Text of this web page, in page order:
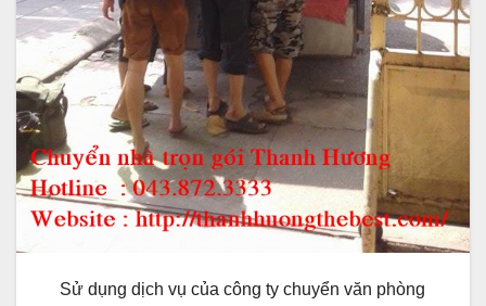
Sử dụng dịch vụ của công ty chuyển văn phòng